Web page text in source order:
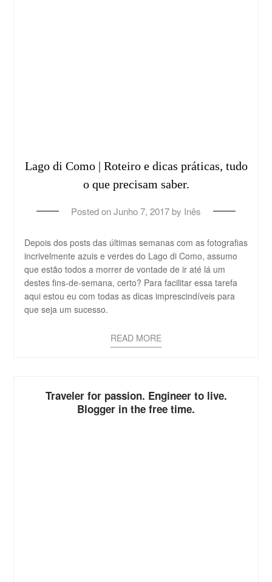
Lago di Como | Roteiro e dicas práticas, tudo
o que precisam saber.
Posted onJunho 7, 2017 by Inês
Depois dos posts das últimas semanas com as fotografias
incrivelmente azuis e verdes do Lago di Como, assumo
que estão todos a morrer de vontade de ir até lá um
destes fins-de-semana, certo? Para facilitar essa tarefa
aqui estou eu com todas as dicas imprescindíveis para
que seja um sucesso.
READ MORE
Traveler for passion. Engineer to live.
Blogger in the free time.